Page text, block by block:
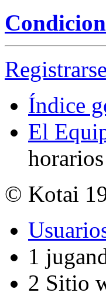
Registrarse
Índice
El
© Kotai
1
2 Sitio